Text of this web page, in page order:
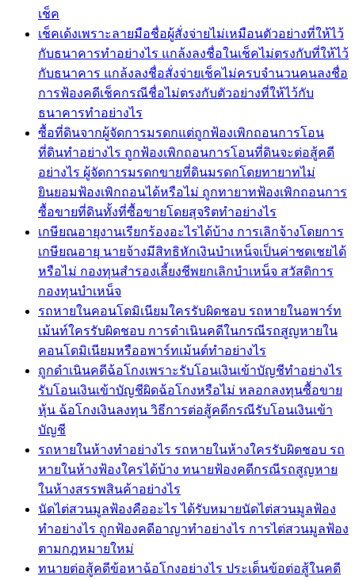
เช็ค
เช็คเด้งเพราะลายมือชื่อผู้สั่งจ่ายไม่เหมือนตัวอย่างที่ให้ไว้
กับธนาคารทำอย่างไร แกล้งลงชื่อในเช็คไม่ตรงกับที่ให้ไว้
กับธนาคาร แกล้งลงชื่อสั่งจ่ายเช็คไม่ครบจำนวนคนลงชื่อ
การฟ้องคดีเช็คกรณีชื่อไม่ตรงกับตัวอย่างที่ให้ไว้กับ
ธนาคารทำอย่างไร
ซื้อที่ดินจากผู้จัดการมรดกแต่ถูกฟ้องเพิกถอนการโอน
ที่ดินทำอย่างไร ถูกฟ้องเพิกถอนการโอนที่ดินจะต่อสู้คดี
อย่างไร ผู้จัดการมรดกขายที่ดินมรดกโดยทายาทไม่
ยินยอมฟ้องเพิกถอนได้หรือไม่ ถูกทายาทฟ้องเพิกถอนการ
ซื้อขายที่ดินทั้งที่ซื้อขายโดยสุจริตทำอย่างไร
เกษียณอายุงานเรียกร้องอะไรได้บ้าง การเลิกจ้างโดยการ
เกษียณอายุ นายจ้างมีสิทธิหักเงินบำเหน็จเป็นค่าชดเชยได้
หรือไม่ กองทุนสำรองเลี้ยงชีพยกเลิกบำเหน็จ สวัสดิการ
กองทุนบำเหน็จ
รถหายในคอนโดมิเนียมใครรับผิดชอบ รถหายในอพาร์ท
เม้นท์ใครรับผิดชอบ การดำเนินคดีในกรณีรถสูญหายใน
คอนโดมิเนียมหรืออพาร์ทเม้นต์ทำอย่างไร
ถูกดำเนินคดีฉ้อโกงเพราะรับโอนเงินเข้าบัญชีทำอย่างไร
รับโอนเงินเข้าบัญชีผิดฉ้อโกงหรือไม่ หลอกลงทุนซื้อขาย
หุ้น ฉ้อโกงเงินลงทุน วิธีการต่อสู้คดีกรณีรับโอนเงินเข้า
บัญชี
รถหายในห้างทำอย่างไร รถหายในห้างใครรับผิดชอบ รถ
หายในห้างฟ้องใครได้บ้าง ทนายฟ้องคดีกรณีรถสูญหาย
ในห้างสรรพสินค้าอย่างไร
นัดไต่สวนมูลฟ้องคืออะไร ได้รับหมายนัดไต่สวนมูลฟ้อง
ทำอย่างไร ถูกฟ้องคดีอาญาทำอย่างไร การไต่สวนมูลฟ้อง
ตามกฎหมายใหม่
ทนายต่อสู้คดีข้อหาฉ้อโกงอย่างไร ประเด็นข้อต่อสู้ในคดี